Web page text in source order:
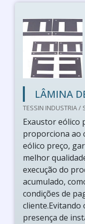
LÂMINA
TESSIN INDUSTRIA /
Exaustor eólico
proporciona ao
eólico preço,
melhor
execução do
acumulado,
condições de
cliente.Evitando
presença de